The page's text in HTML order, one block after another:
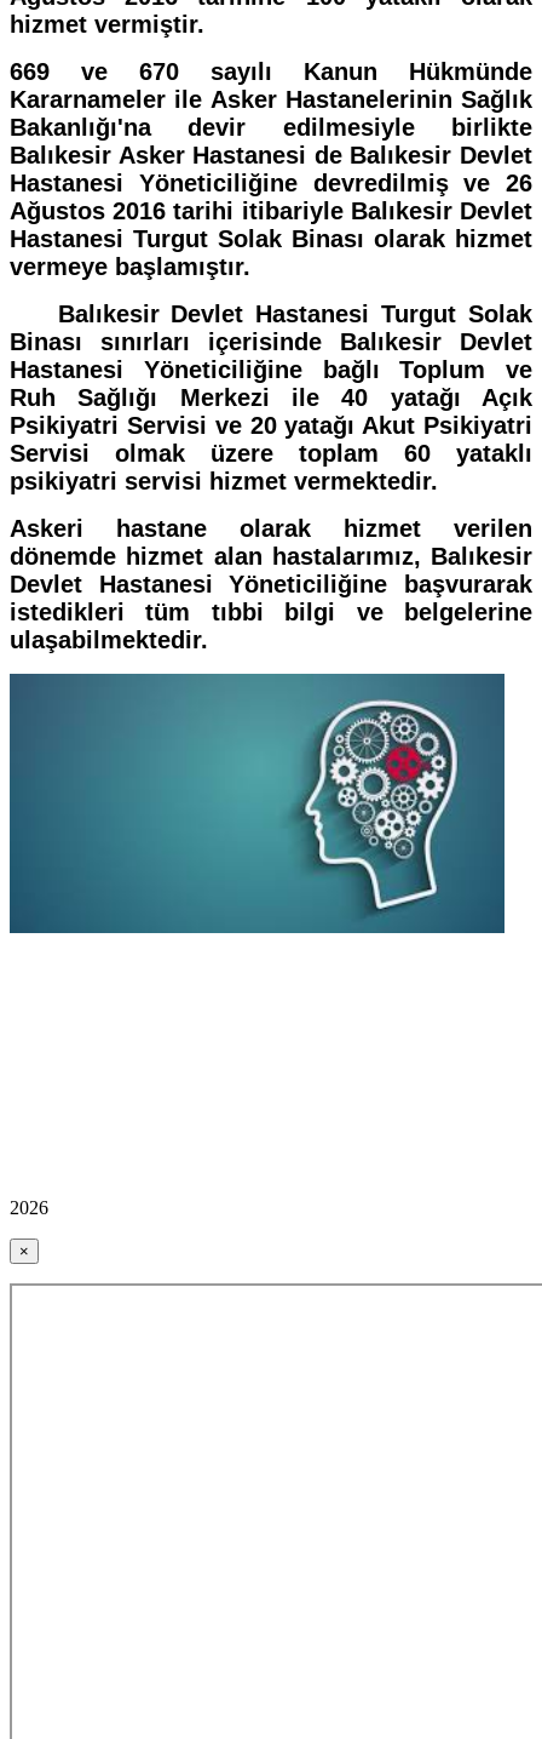
hizmet vermiştir.
669 ve 670 sayılı Kanun Hükmünde
Kararnameler ile Asker Hastanelerinin Sağlık
Bakanlığı'na devir edilmesiyle birlikte
Balıkesir Asker Hastanesi de Balıkesir Devlet
Hastanesi Yöneticiliğine devredilmiş ve 26
Ağustos 2016 tarihi itibariyle Balıkesir Devlet
Hastanesi Turgut Solak Binası olarak hizmet
vermeye başlamıştır.
Balıkesir Devlet Hastanesi Turgut Solak
Binası sınırları içerisinde Balıkesir Devlet
Hastanesi Yöneticiliğine bağlı Toplum ve
Ruh Sağlığı Merkezi ile 40 yatağı Açık
Psikiyatri Servisi ve 20 yatağı Akut Psikiyatri
Servisi olmak üzere toplam 60 yataklı
psikiyatri servisi hizmet vermektedir.
Askeri hastane olarak hizmet verilen
dönemde hizmet alan hastalarımız, Balıkesir
Devlet Hastanesi Yöneticiliğine başvurarak
istedikleri tüm tıbbi bilgi ve belgelerine
ulaşabilmektedir.
2026
×